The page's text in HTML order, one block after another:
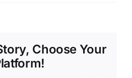
Choose Your